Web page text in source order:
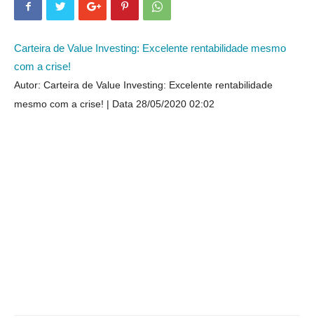
Carteira de Value Investing: Excelente rentabilidade mesmo
com a crise!
Autor: Carteira de Value Investing: Excelente rentabilidade
mesmo com a crise!
Data 28/05/2020 02:02